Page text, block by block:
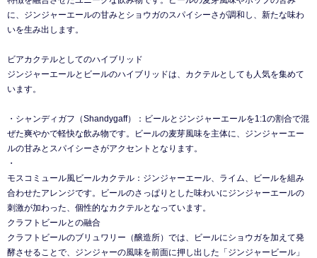
に、ジンジャーエールの甘みとショウガのスパイシーさが調和し、新たな味わ
いを生み出します。
ビアカクテルとしてのハイブリッド
ジンジャーエールとビールのハイブリッドは、カクテルとしても人気を集めて
います。
・シャンディガフ（Shandygaff）：ビールとジンジャーエールを1:1の割合で混
ぜた爽やかで軽快な飲み物です。ビールの麦芽風味を主体に、ジンジャーエー
ルの甘みとスパイシーさがアクセントとなります。
・
モスコミュール風ビールカクテル：ジンジャーエール、ライム、ビールを組み
合わせたアレンジです。ビールのさっぱりとした味わいにジンジャーエールの
刺激が加わった、個性的なカクテルとなっています。
クラフトビールとの融合
クラフトビールのブリュワリー（醸造所）では、ビールにショウガを加えて発
酵させることで、ジンジャーの風味を前面に押し出した「ジンジャービール」